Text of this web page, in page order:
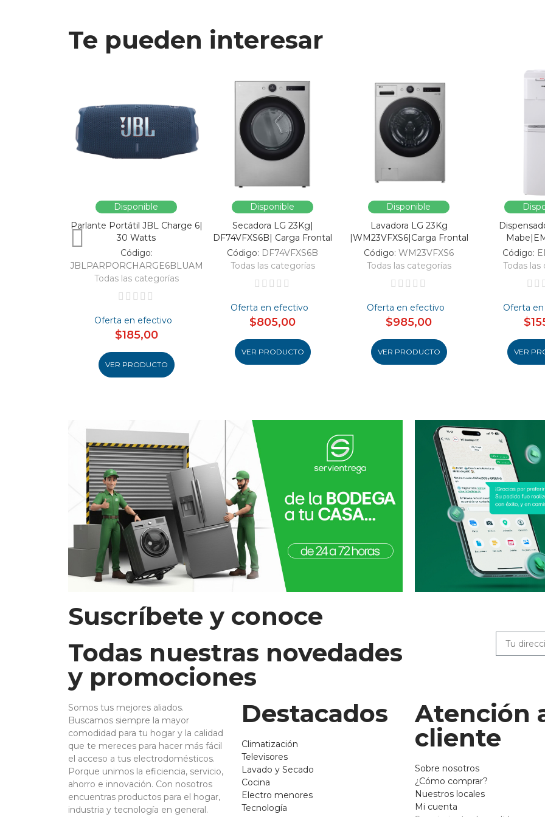
Te pueden interesar
Disponible
Parlante Portátil JBL Charge 6|
30 Watts
Código:
JBLPARPORCHARGE6BLUAM
Todas las categorías
Oferta en efectivo
$185,00
VER PRODUCTO
Disponible
Secadora LG 23Kg|
DF74VFXS6B| Carga Frontal
Código: DF74VFXS6B
Todas las categorías
Oferta en efectivo
$805,00
VER PRODUCTO
Disponible
Lavadora LG 23Kg
|WM23VFXS6|Carga Frontal
Código: WM23VFXS6
Todas las categorías
Oferta en efectivo
$985,00
VER PRODUCTO
Código:
Todas
Oferta
VER
Suscríbete y conoce
Todas nuestras novedades
y promociones
Somos tus mejores aliados.
Buscamos siempre la mayor
comodidad para tu hogar y la calidad
que te mereces para hacer más fácil
el acceso a tus electrodomésticos.
Porque unimos la eficiencia, servicio,
ahorro e innovación. Con nosotros
encuentras productos para el hogar,
industria y tecnología en general.
Destacados
Climatización
Televisores
Lavado y Secado
Cocina
Electro menores
Tecnología
Atención
cliente
Sobre nosotros
¿Cómo comprar?
Nuestros locales
Mi cuenta